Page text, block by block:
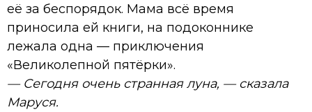
её за беспорядок. Мама всё время
приносила ей книги, на подоконнике
лежала одна — приключения
«Великолепной пятёрки».
— Сегодня очень странная луна, — сказала
Маруся.